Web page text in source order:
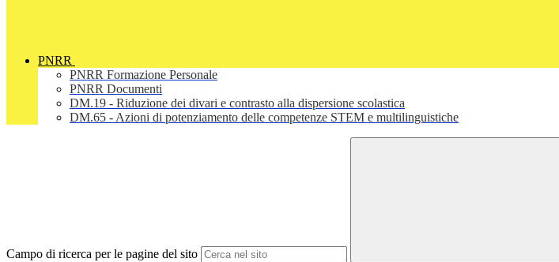
PNRR
PNRR Formazione Personale
PNRR Documenti
DM.19 - Riduzione dei divari e contrasto alla dispersione scolastica
DM.65 - Azioni di potenziamento delle competenze STEM e multilinguistiche
Campo di ricerca per le pagine del sito